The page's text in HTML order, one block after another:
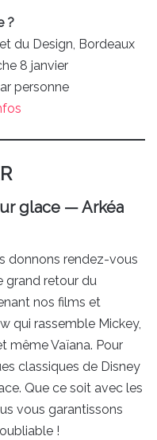
?
du Design, Bordeaux
8 janvier
personne
glace — Arkéa
donnons rendez-vous
grand retour du
nos films et
qui rassemble Mickey,
même Vaïana. Pour
classiques de Disney
Que ce soit avec les
vous garantissons
!